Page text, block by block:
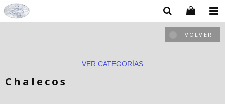
VOLVER
VER CATEGORÍAS
Chalecos